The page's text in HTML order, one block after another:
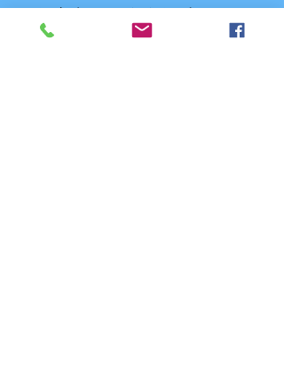
有方法可以控制和降低 ED 风